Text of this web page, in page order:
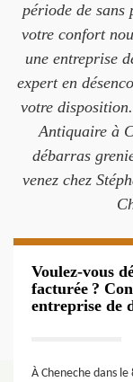
période de sans
votre confort
une entreprise
expert en
votre
Antiquaire à
débarras
venez chez
Voulez-vous
facturée ?
entreprise de
À Cheneche dans